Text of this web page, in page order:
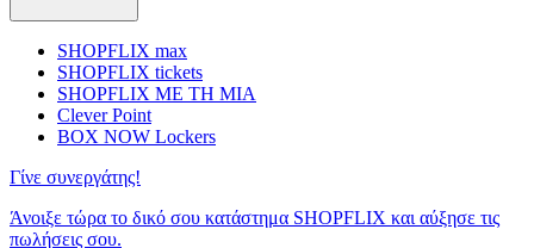
SHOPFLIX max
SHOPFLIX tickets
SHOPFLIX ΜΕ ΤΗ ΜΙΑ
Clever Point
BOX NOW Lockers
Γίνε συνεργάτης!
Άνοιξε τώρα το δικό σου κατάστημα SHOPFLIX και αύξησε τις
πωλήσεις σου.